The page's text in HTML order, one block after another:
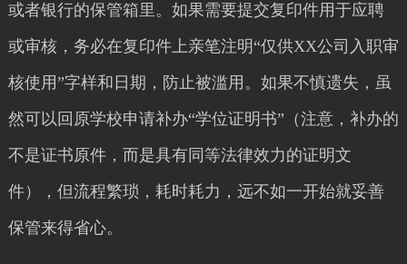
或者银行的保管箱里。如果需要提交复印件用于应聘
或审核，务必在复印件上亲笔注明“仅供XX公司入职审
核使用”字样和日期，防止被滥用。如果不慎遗失，虽
然可以回原学校申请补办“学位证明书”（注意，补办的
不是证书原件，而是具有同等法律效力的证明文
件），但流程繁琐，耗时耗力，远不如一开始就妥善
保管来得省心。